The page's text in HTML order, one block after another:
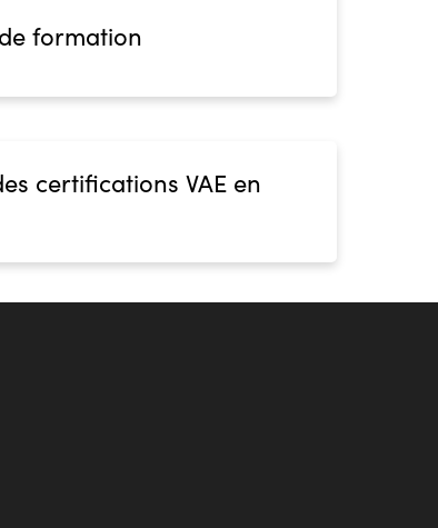
formation
certifications VAE en